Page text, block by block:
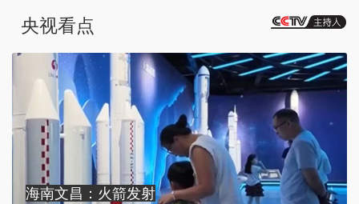
央视看点
海南文昌：火箭发射